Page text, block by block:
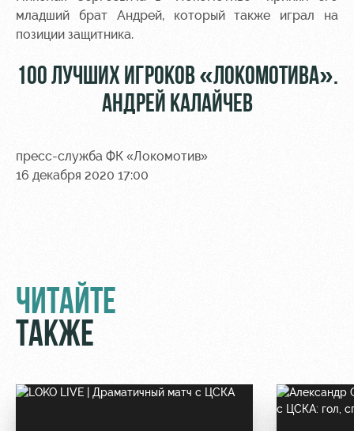
младший брат Андрей, который также играл на
позиции защитника.
100 ЛУЧШИХ ИГРОКОВ «ЛОКОМОТИВА».
АНДРЕЙ КАЛАЙЧЕВ
пресс-служба ФК «Локомотив»
16 декабря 2020 17:00
ЧИТАЙТЕ
ТАКЖЕ